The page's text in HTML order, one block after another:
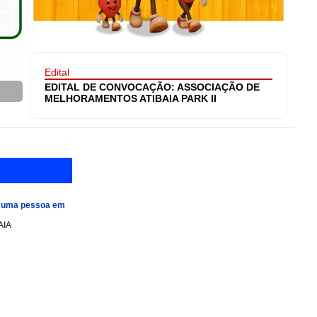
Edital
EDITAL DE CONVOCAÇÃO: ASSOCIAÇÃO DE
MELHORAMENTOS ATIBAIA PARK II
pessoa em